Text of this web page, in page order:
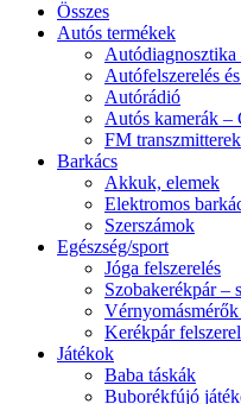
Összes
Autós termékek
Autófelszerelés
Autórádió
Autós kamerák –
FM transzmitterek
Barkács
Akkuk, elemek
Elektromos
Szerszámok
Egészség/sport
Jóga felszerelés
Szobakerékpár –
Kerékpár
Játékok
Baba táskák
Buborékfújó